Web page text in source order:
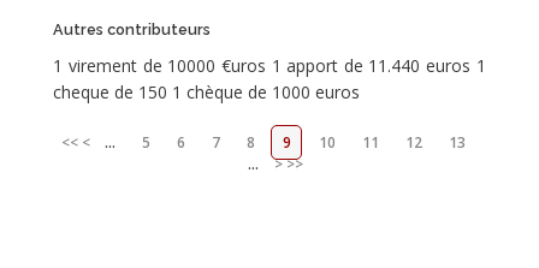
Autres contributeurs
1 virement de 10000 €uros 1 apport de 11.440 euros 1
cheque de 150 1 chèque de 1000 euros
<< < ... 5 6 7 8 9 10 11 12
13
...
>>>